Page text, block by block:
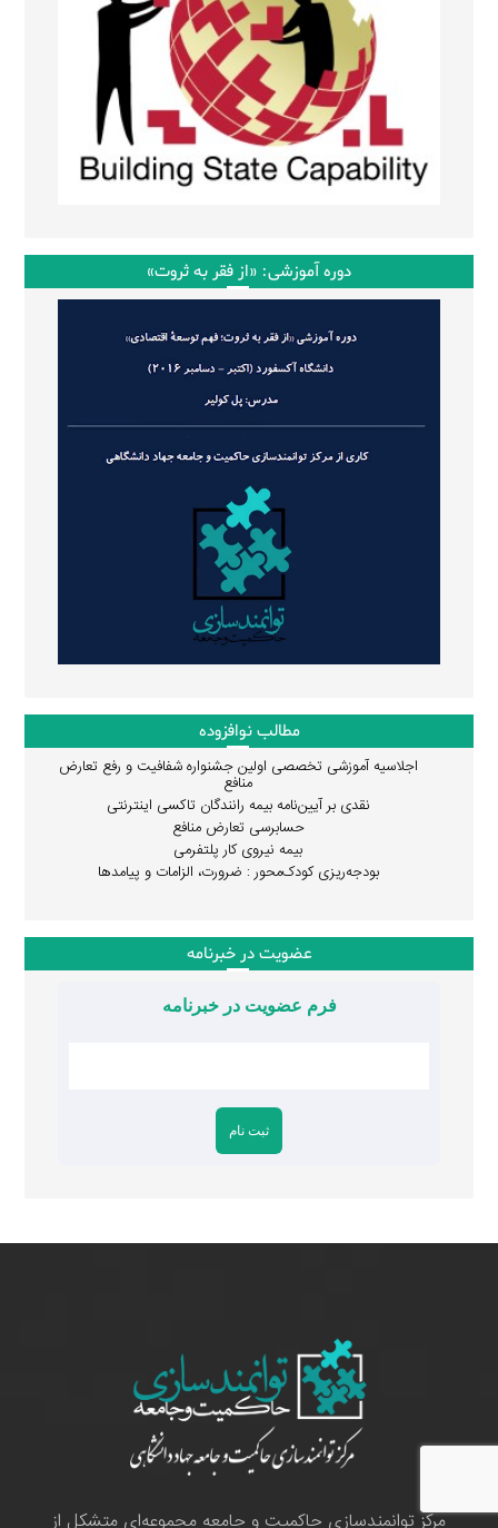
دوره آموزشی: «از فقر به ثروت»
مطالب نوافزوده
اجلاسیه آموزشی تخصصی اولین جشنواره شفافیت و رفع تعارض
منافع
نقدی بر آیین‌نامه بیمه رانندگان تاکسی اینترنتی
حسابرسی تعارض منافع
بیمه نیروی کار پلتفرمی
بودجه‌ریزی کودک‌محور : ضرورت، الزامات و پیامدها
عضویت در خبرنامه
فرم عضویت در خبرنامه
مرکز توانمندسازی حاکمیت و جامعه مجموعه‌ای متشکل از